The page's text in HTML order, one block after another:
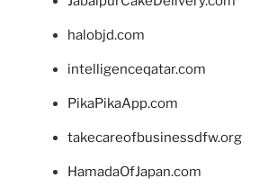
halobjd.com
intelligenceqatar.com
PikaPikaApp.com
takecareofbusinessdfw.org
HamadaOfJapan.com